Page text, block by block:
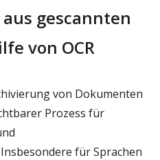
gescannten
von OCR
von Dokumenten
Prozess für
für Sprachen